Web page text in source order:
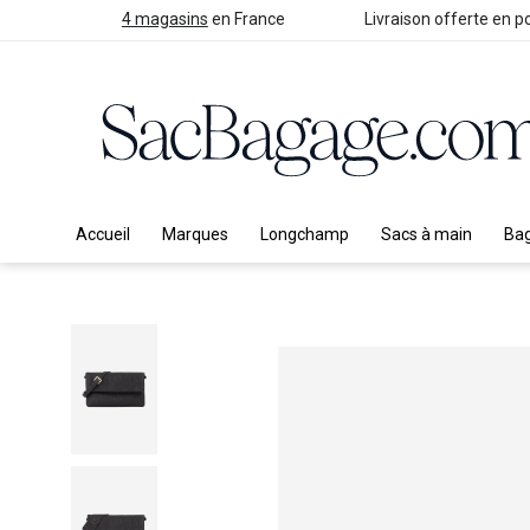
4 magasins en France Livraison offerte en
Accueil Marques Longchamp Sacs à main
end